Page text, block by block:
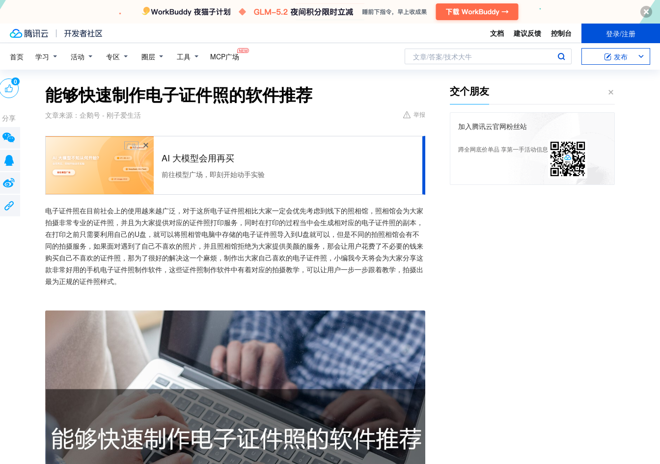
文档 建议反馈 控制台 登录/注册
首页 学习 活动 专区 圈层 工具 MCP广场 文章/答案/技术大牛 发布
能够快速制作电子证件照的软件推荐
文章来源： 企鹅号 - 刚子爱生活 举报
广告
AI 大模型会用再买
前往模型广场，即刻开始动手实验
电子证件照在目前社会上的使用越来越广泛，对于这所电子证件照相比大家一定会优先考虑到线下的照相馆，照相馆会为大家
拍摄非常专业的证件照，并且为大家提供对应的证件照打印服务，同时在打印的过程当中会生成相对应的电子证件照的副本，
在打印之前只需要利用自己的U盘，就可以将照相管电脑中存储的电子证件照导入到U盘就可以，但是不同的拍照相馆会有不
同的拍摄服务，如果面对遇到了自己不喜欢的照片，并且照相馆拒绝为大家提供美颜的服务，那会让用户花费了不必要的钱来
购买自己不喜欢的证件照，那为了很好的解决这一个麻烦，制作出大家自己喜欢的电子证件照，小编我今天将会为大家分享这
款非常好用的手机电子证件照制作软件，这些证件照制作软件中有着对应的拍摄教学，可以让用户一步一步跟着教学，拍摄出
最为正规的证件照样式。
0
分享
交个朋友
加入腾讯云官网粉丝站
蹲全网底价单品 享第一手活动信息